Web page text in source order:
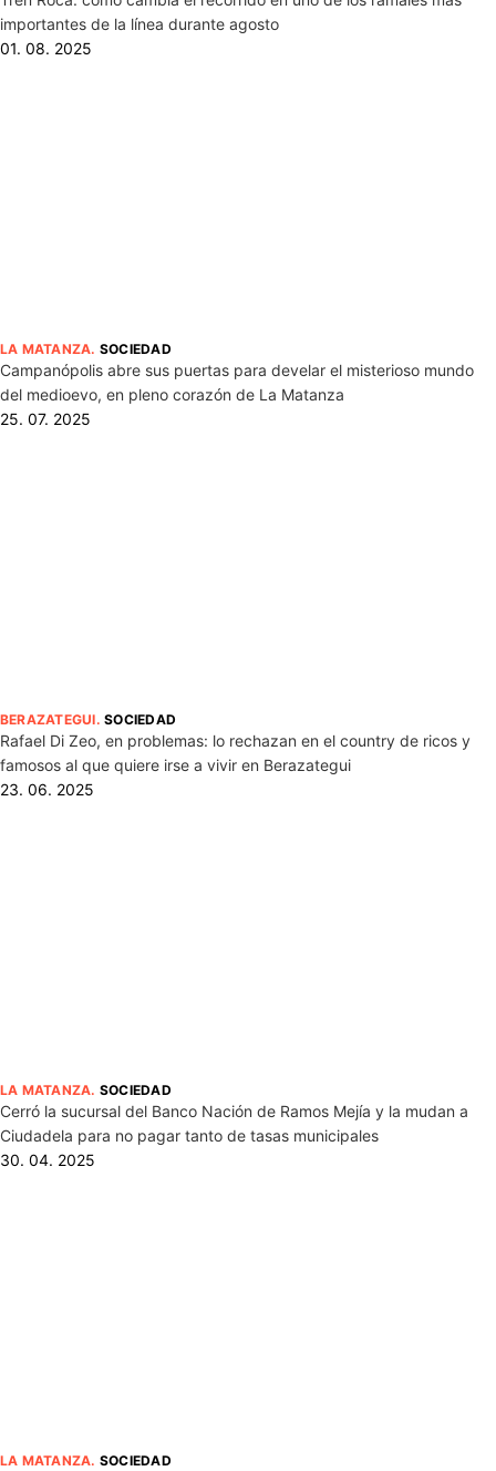
importantes de la línea durante agosto
01. 08. 2025
LA MATANZA. SOCIEDAD
Campanópolis abre sus puertas para develar el misterioso mundo
del medioevo, en pleno corazón de La Matanza
25. 07. 2025
BERAZATEGUI.SOCIEDAD
Rafael Di Zeo, en problemas: lo rechazan en el country de ricos y
famosos al que quiere irse a vivir en Berazategui
23. 06. 2025
LA MATANZA. SOCIEDAD
Cerró la sucursal del Banco Nación de Ramos Mejía y la mudan a
Ciudadela para no pagar tanto de tasas municipales
30. 04. 2025
LA MATANZA. SOCIEDAD